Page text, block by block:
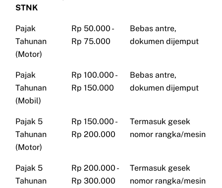
STNK
Pajak
Tahunan
(Motor)
Rp 50.000 -
Rp 75.000
Bebas antre,
dokumen dijemput
Pajak
Tahunan
(Mobil)
Rp 100.000 -
Rp 150.000
Bebas antre,
dokumen dijemput
Pajak 5
Tahunan
(Motor)
Rp 150.000 -
Rp 200.000
Termasuk gesek
nomor rangka/mesin
Pajak 5
Tahunan
Rp 200.000 -
Rp 300.000
Termasuk gesek
nomor rangka/mesin